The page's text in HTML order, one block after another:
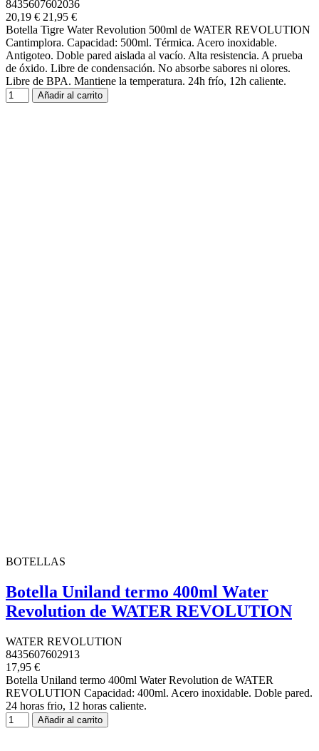
8435607602036
20,19 € 21,95 €
Botella Tigre Water Revolution 500ml de WATER REVOLUTION
Cantimplora. Capacidad: 500ml. Térmica. Acero inoxidable.
Antigoteo. Doble pared aislada al vacío. Alta resistencia. A prueba
de óxido. Libre de condensación. No absorbe sabores ni olores.
Libre de BPA. Mantiene la temperatura. 24h frío, 12h caliente.
Añadir al carrito
BOTELLAS
Botella Uniland termo 400ml Water
Revolution de WATER REVOLUTION
WATER REVOLUTION
8435607602913
17,95 €
Botella Uniland termo 400ml Water Revolution de WATER
REVOLUTION Capacidad: 400ml. Acero inoxidable. Doble pared.
24 horas frio, 12 horas caliente.
Añadir al carrito